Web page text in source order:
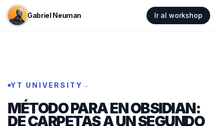
Gabriel Neuman Ir al workshop
YT UNIVERSITY →
MÉTODO PARA EN OBSIDIAN:
DE CARPETAS A UN SEGUNDO